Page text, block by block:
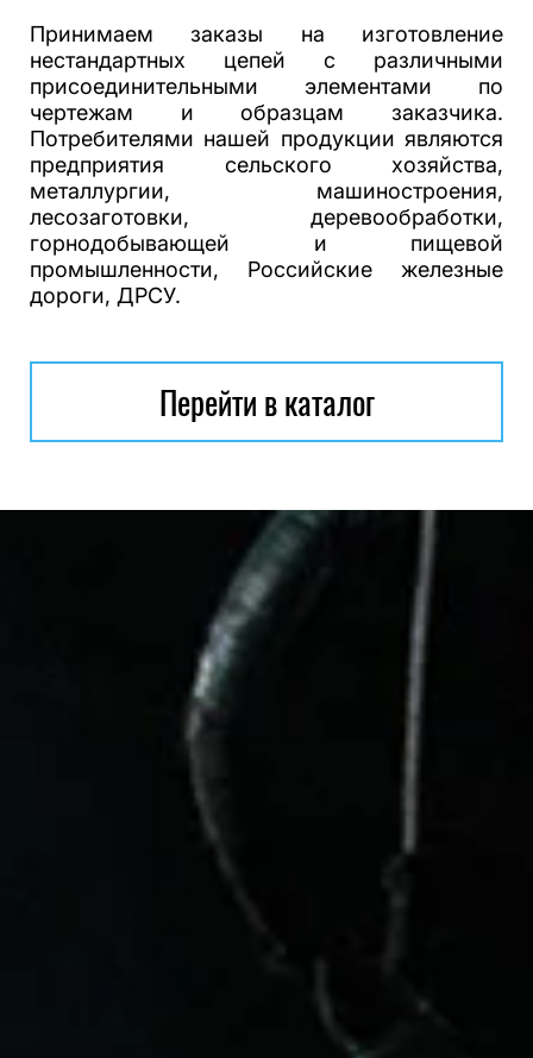
Принимаем заказы на изготовление
нестандартных цепей с различными
присоединительными элементами по
чертежам и образцам заказчика.
Потребителями нашей продукции являются
предприятия сельского хозяйства,
металлургии, машиностроения,
лесозаготовки, деревообработки,
горнодобывающей и пищевой
промышленности, Российские железные
дороги, ДРСУ.
Перейти в каталог